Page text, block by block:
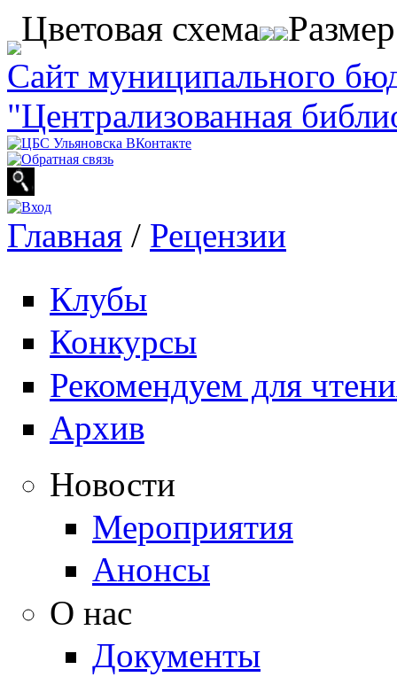
Перейти к основному содержанию
Цветовая схема
Сайт муниципального
"Централизованная
Вы здесь
Главная / Рецензии
Клубы
Конкурсы
Рекомендуем для
Архив
Новости
Мероприятия
Анонсы
О нас
Документы